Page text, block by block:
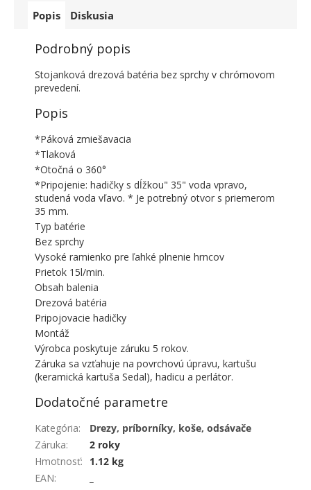
Popis Diskusia
Podrobný popis
Stojanková drezová batéria bez sprchy v chrómovom
prevedení.
Popis
*Páková zmiešavacia
*Tlaková
*Otočná o 360°
*Pripojenie: hadičky s dĺžkou" 35" voda vpravo,
studená voda vľavo. * Je potrebný otvor s priemerom
35 mm.
Typ batérie
Bez sprchy
Vysoké ramienko pre ľahké plnenie hrncov
Prietok 15l/min.
Obsah balenia
Drezová batéria
Pripojovacie hadičky
Montáž
Výrobca poskytuje záruku 5 rokov.
Záruka sa vzťahuje na povrchovú úpravu, kartušu
(keramická kartuša Sedal), hadicu a perlátor.
Dodatočné parametre
Kategória:
Drezy, príborníky, koše, odsávače
Záruka:
2 roky
Hmotnosť:
1.12 kg
EAN: